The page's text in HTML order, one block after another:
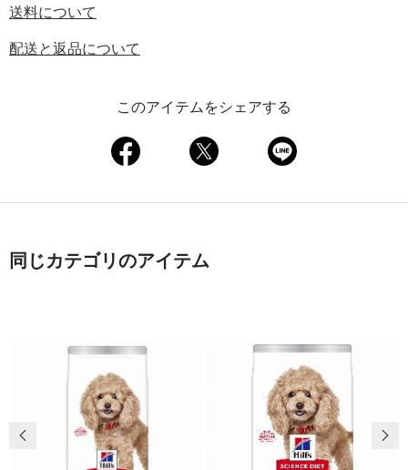
送料について
配送と返品について
このアイテムをシェアする
同じカテゴリのアイテム
前の画像 次